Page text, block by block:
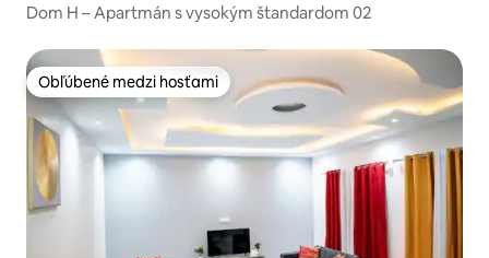
Dom H – Apartmán s vysokým štandardom 02
Obľúbené medzi hosťami
Obľúbené medzi hosťami